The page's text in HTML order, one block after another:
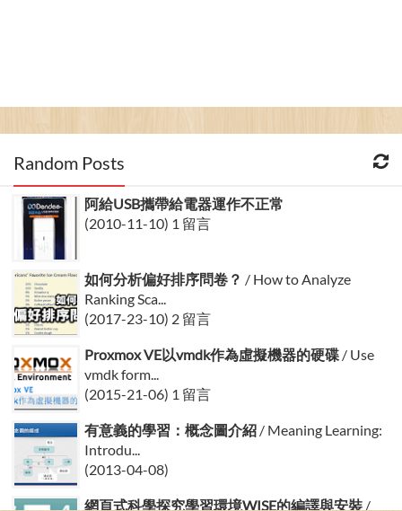
Random Posts
阿給USB攜帶給電器運作不正常
(2010-11-10) 1 留言
如何分析偏好排序問卷？ / How to Analyze
Ranking Sca...
(2017-23-10) 2 留言
Proxmox VE以vmdk作為虛擬機器的硬碟 / Use
vmdk form...
(2015-21-06) 1 留言
有意義的學習：概念圖介紹 / Meaning Learning:
Introdu...
(2013-04-08)
網頁式科學探究學習環境WISE的編譯與安裝 /